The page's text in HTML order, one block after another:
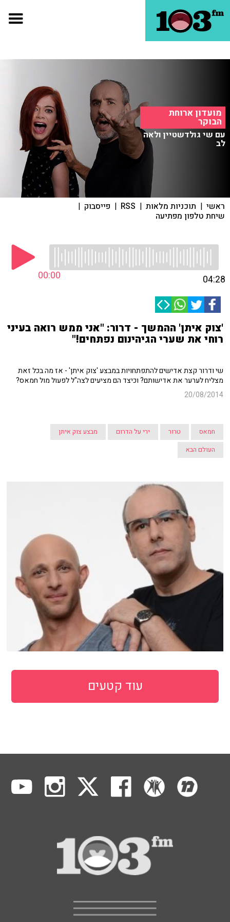
מועדון ארוחת
הבוקר
עם שי גולדשטיין ולאה
לב
ראשי | תוכניות מלאות |
RSS
| פייסבוק |
שיחת טלפון מפתיעה
00:00 04:28
'צוק איתן' ההמשך - דרור: "אני ממש רואה בעיני
רוחי את שערי הגיהינום נפתחים!"
שי ודרור קצת אדישים להתפתחויות במבצע 'צוק איתן' - אז מה בכל זאת
מצליח לערער את אדישותם? וכיצד הם מציעים לצה"ל לפעול מול חמאס?
20/08/2014
חמאס טרור ירי על הדרום
מבצע צוק איתן
העולם הבא
עוד קטעים